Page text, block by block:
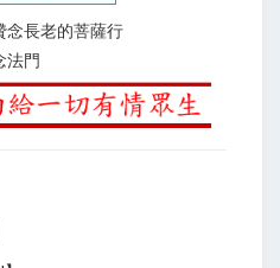
念長老的菩薩行
法門